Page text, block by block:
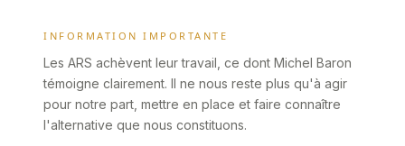
INFORMATION IMPORTANTE
Les ARS achèvent leur travail, ce dont Michel Baron
témoigne clairement. Il ne nous reste plus qu'à agir
pour notre part, mettre en place et faire connaître
l'alternative que nous constituons.